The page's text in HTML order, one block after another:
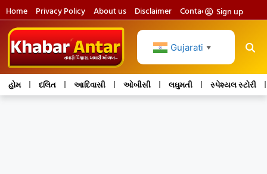
Home Privacy Policy About us Disclaimer Contact usSign up
Gujarati ▼
હોમ દલિત આદિવાસી ઓબીસી લઘુમતી સ્પેશ્યલ સ્ટોરી